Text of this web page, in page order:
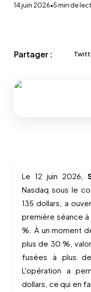
14 juin 2026•5min de
Partager :
Le 12 juin 2026,
Nasdaq sous le
135 dollars, a
première séance à
%. À un moment
plus de 30 %,
fusées à plus
L'opération a
dollars, ce qui en